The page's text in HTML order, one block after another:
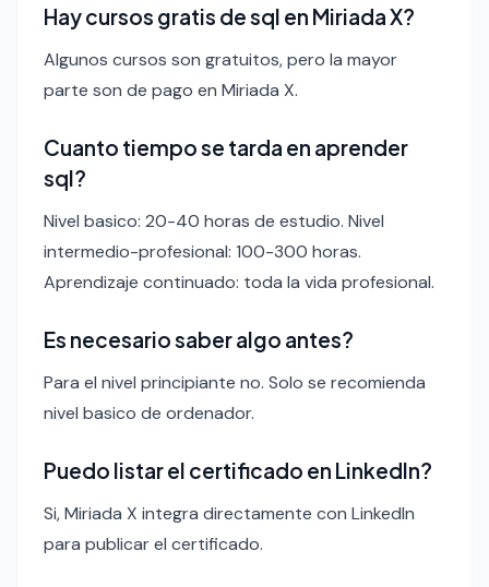
Hay cursos gratis de sql en Miriada X?
Algunos cursos son gratuitos, pero la mayor
parte son de pago en Miriada X.
Cuanto tiempo se tarda en aprender
sql?
Nivel basico: 20-40 horas de estudio. Nivel
intermedio-profesional: 100-300 horas.
Aprendizaje continuado: toda la vida profesional.
Es necesario saber algo antes?
Para el nivel principiante no. Solo se recomienda
nivel basico de ordenador.
Puedo listar el certificado en LinkedIn?
Si, Miriada X integra directamente con LinkedIn
para publicar el certificado.